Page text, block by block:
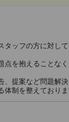
タッフの方に対し
点を抱えることな
、提案など問題解
制を整えておりま